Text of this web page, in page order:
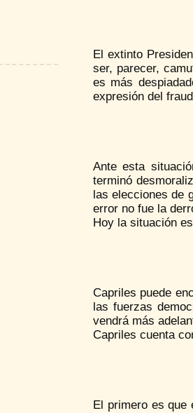
El extinto
ser, parecer,
es más
expresión del
Ante esta
terminó
las elecciones de
error no fue la
Hoy la situación
Capriles puede
las fuerzas
vendrá más
Capriles cuenta
El primero es que